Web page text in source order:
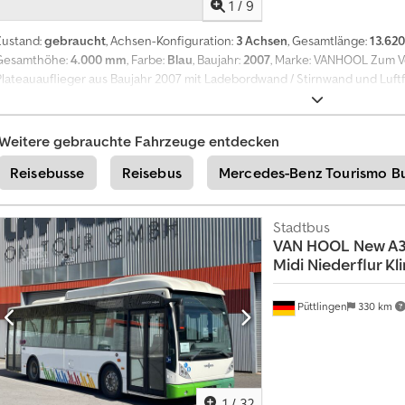
1 / 9
gebraucht, Achsen-Konfiguration: 3 Achsen, Gesamtlänge:
4.000 mm, Farbe: Blau, Baujahr:2007, Marke: VANHOOL
aus Baujahr 2007 mit Ladebordwand / Stirnwand und
Fahrzeugzustand: Gebrauchtfahrzeug Fahrzeugart: Auflieger / Anhänger
Fahrzeugfarbe: Blau Fahrgestellnummer / FIN: YE13B0072AA409081
Achslast je Achse: 9.000 kg Sattellast: 12.000 kg Länge: 13,62 m Dsdsztbp
Max. Höhe: 4,00 m Radstand / Achsabstand: 7,70 m Ausstattung / Aufbau
Holzboden Stirnwand vorne Rungen / seitliche Aufnahmepunkte
Trailer EBS Seitliche Begrenzungsleuchten Hintere Beleuchtung 26A034
gebrauchte Fahrzeuge entdecken
Reisebusse
Reisebus Mercedes-Benz Tourismo
Püttlingen 330 km
Stadtbus
VAN HOOL New
Midi Niederflur